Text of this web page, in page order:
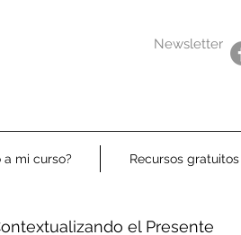
Newsletter
a mi curso? Recursos gratuitos
el Presente